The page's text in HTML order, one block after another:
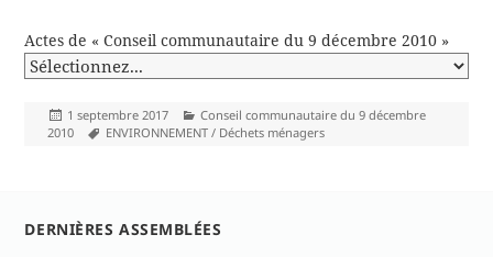
Actes de « Conseil communautaire du 9 décembre 2010 »
Publié
le
1 septembre 2017 Catégories
Conseil communautaire du 9 décembre
2010
Mots-
ENVIRONNEMENT / Déchets ménagers
DERNIÈRES ASSEMBLÉES